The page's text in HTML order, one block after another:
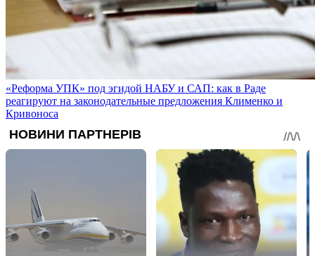
«Реформа УПК» под эгидой НАБУ и САП: как в Раде
реагируют на законодательные предложения Клименко и
Кривоноса